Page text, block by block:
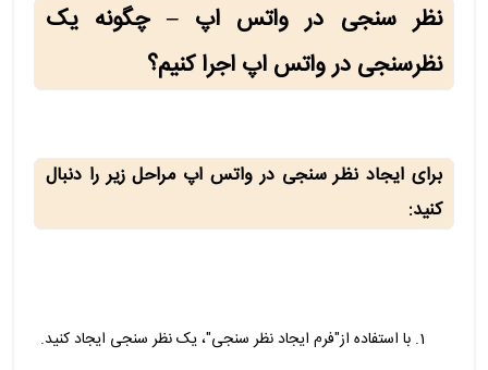
نظر سنجی در واتس اپ – چگونه یک
نظرسنجی در واتس اپ اجرا کنیم؟
برایایجاد نظر سنجی در واتس اپ مراحل زیر را دنبال
کنید:
با استفاده از"فرم ایجاد نظر سنجی"، یک نظر سنجی ایجاد کنید.